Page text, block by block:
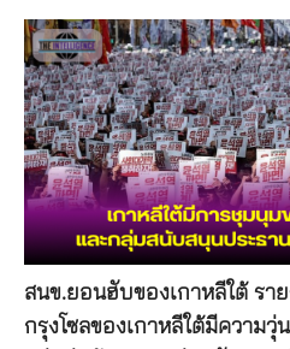
สนข.ยอนฮับของเกาหลีใต้ รา
กรุงโซลของเกาหลีใต้มีความ